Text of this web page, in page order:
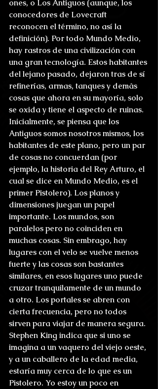
ones, o Los Antiguos (aunque, los
conocedores de Lovecraft
reconocen el término, no así la
definición). Por todo Mundo Medio,
hay rastros de una civilización con
una gran tecnología. Estos habitantes
del lejano pasado, dejaron tras de sí
refinerías, armas, tanques y demás
cosas que ahora en su mayoría, solo
se oxida y tiene el aspecto de ruinas.
Inicialmente, se piensa que los
Antiguos somos nosotros mismos, los
habitantes de este plano, pero un par
de cosas no concuerdan (por
ejemplo, la historia del Rey Arturo, el
cual se dice en Mundo Medio, es el
primer Pistolero). Los planos y
dimensiones juegan un papel
importante. Los mundos, son
paralelos pero no coinciden en
muchas cosas. Sin embrago, hay
lugares con el velo se vuelve menos
fuerte y las cosas son bastantes
similares, en esos lugares uno puede
cruzar tranquilamente de un mundo
a otro. Los portales se abren con
cierta frecuencia, pero no todos
sirven para viajar de manera segura.
Stephen King indica que si uno se
imagina a un vaquero del viejo oeste,
y a un caballero de la edad media,
estaría muy cerca de lo que es un
Pistolero. Yo estoy un poco en